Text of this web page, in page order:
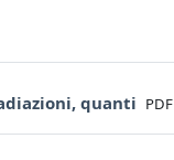
quanti File
PDF